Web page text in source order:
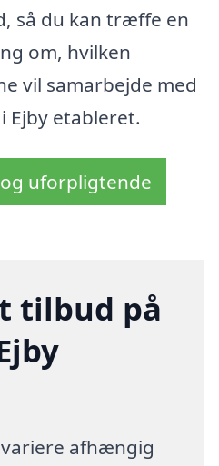
så du kan træffe en
om, hvilken
vil samarbejde med
Ejby etableret.
uforpligtende
tilbud på
afhængig